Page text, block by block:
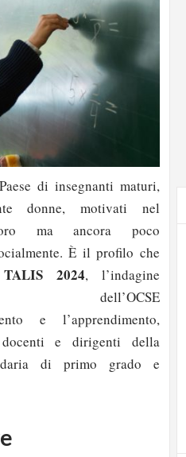
di insegnanti maturi,
donne, motivati nel
ma ancora poco
È il profilo che
TALIS 2024, l’indagine
dell’OCSE
e l’apprendimento,
e dirigenti della
di primo grado e